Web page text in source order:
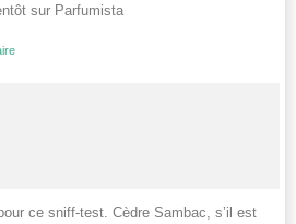
sur Parfumista
ce sniff-test. Cèdre Sambac, s’il est